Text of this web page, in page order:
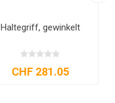
Haltegriff, gewinkelt
CHF 281.05